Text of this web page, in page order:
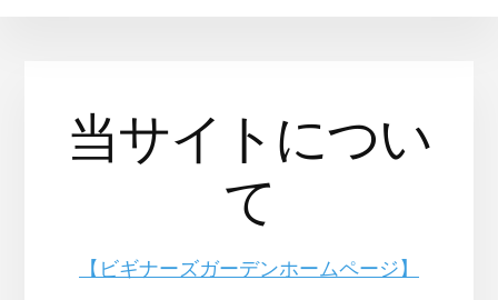
当サイトについ
て
【ビギナーズガーデンホームページ】